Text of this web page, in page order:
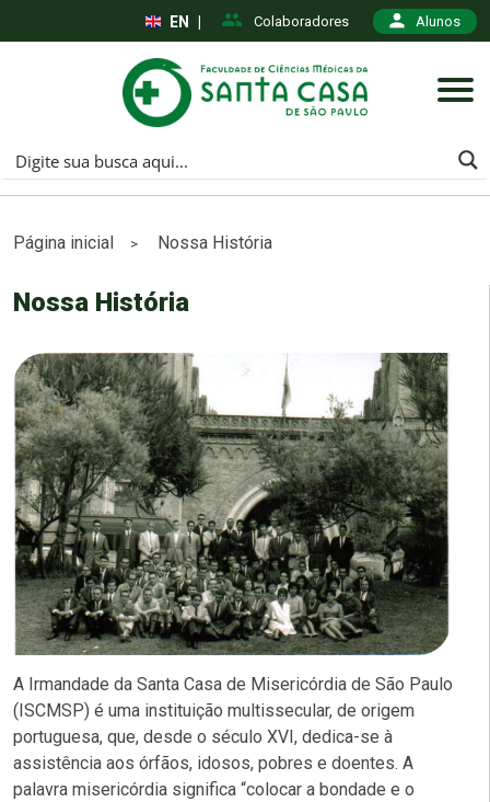
Colaboradores Alunos
EN
Página inicial > Nossa História
Nossa História
A Irmandade da Santa Casa de Misericórdia de São Paulo
(ISCMSP) é uma instituição multissecular, de origem
portuguesa, que, desde o século XVI, dedica-se à
assistência aos órfãos, idosos, pobres e doentes. A
palavra misericórdia significa “colocar a bondade e o